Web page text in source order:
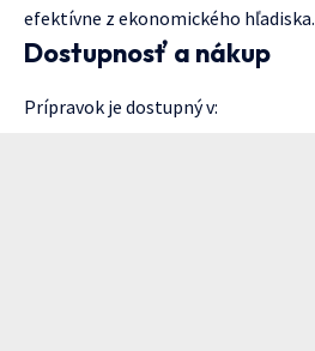
efektívne z ekonomického hľadiska.
Dostupnosť a nákup
Prípravok je dostupný v: